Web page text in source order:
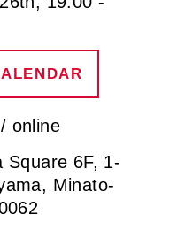
online
Square 6F, 1-
Minato-